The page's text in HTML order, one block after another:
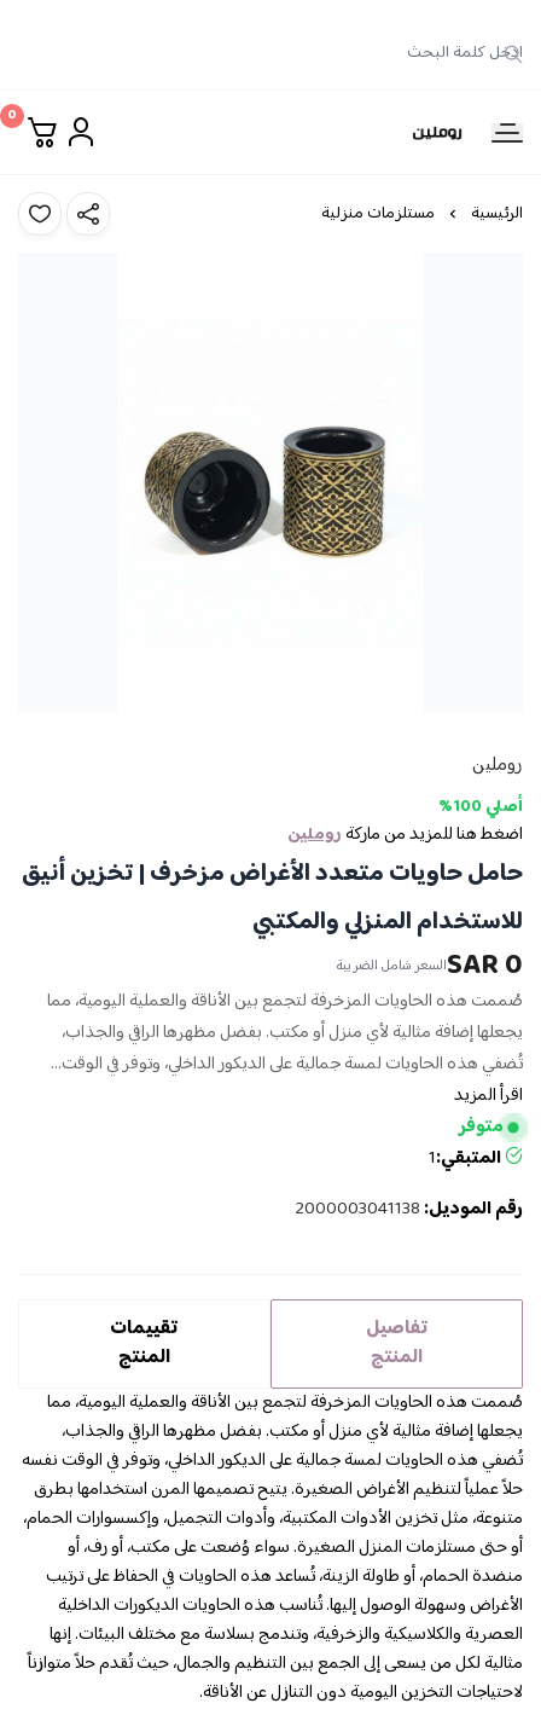
روملين
0
الرئيسية مستلزمات منزلية
روملين
أصلي 100%
اضغط هنا للمزيد من ماركةروملين
حامل حاويات متعدد الأغراض مزخرف | تخزين أنيق
للاستخدام المنزلي والمكتبي
0 SAR السعر شامل الضريبة
صُممت هذه الحاويات المزخرفة لتجمع بين الأناقة والعملية اليومية، مما
يجعلها إضافة مثالية لأي منزل أو مكتب. بفضل مظهرها الراقي والجذاب،
تُضفي هذه الحاويات لمسة جمالية على الديكور الداخلي، وتوفر في الوقت...
اقرأ المزيد
متوفر
المتبقي:1
رقم الموديل: 2000003041138
تفاصيل
المنتج
تقييمات
المنتج
صُممت هذه الحاويات المزخرفة لتجمع بين الأناقة والعملية اليومية، مما
يجعلها إضافة مثالية لأي منزل أو مكتب. بفضل مظهرها الراقي والجذاب،
تُضفي هذه الحاويات لمسة جمالية على الديكور الداخلي، وتوفر في الوقت نفسه
حلاً عملياً لتنظيم الأغراض الصغيرة. يتيح تصميمها المرن استخدامها بطرق
متنوعة، مثل تخزين الأدوات المكتبية، وأدوات التجميل، وإكسسوارات الحمام،
أو حتى مستلزمات المنزل الصغيرة. سواء وُضعت على مكتب، أو رف، أو
منضدة الحمام، أو طاولة الزينة، تُساعد هذه الحاويات في الحفاظ على ترتيب
الأغراض وسهولة الوصول إليها. تُناسب هذه الحاويات الديكورات الداخلية
العصرية والكلاسيكية والزخرفية، وتندمج بسلاسة مع مختلف البيئات. إنها
مثالية لكل من يسعى إلى الجمع بين التنظيم والجمال، حيث تُقدم حلاً متوازناً
لاحتياجات التخزين اليومية دون التنازل عن الأناقة.